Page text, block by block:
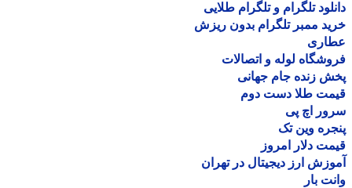
تلگرام و تلگرام طلایی
ممبر تلگرام بدون ریزش
لوله و اتصالات
زنده جام جهانی
طلا دست دوم
اچ پی
وین تک
دلار امروز
ارز دیجیتال در تهران
بار